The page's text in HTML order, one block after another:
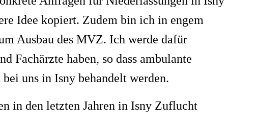
Idee kopiert. Zudem bin ich in engem
Ausbau des MVZ. Ich werde dafür
Fachärzte haben, so dass ambulante
uns in Isny behandelt werden.
in den letzten Jahren in Isny Zuflucht